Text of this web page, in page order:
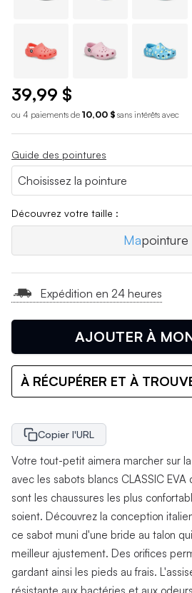
39,99 $
ou 4 paiements de 10,00 $ sans intérêts avec
Guide des pointures
Découvrez votre taille :
Mapointure
Expédition en 24 heures
AJOUTER À
À RÉCUPÉRER ET À
Copier l'URL
Votre tout-petit aimera marcher sur
avec les sabots blancs CLASSIC
sont les chaussures les plus
soient. Découvrez la conception
ce sabot muni d'une bride au talon
meilleur ajustement. Des orifices
gardant ainsi les pieds au frais.